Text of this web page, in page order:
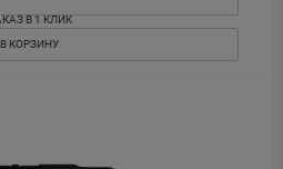
В 1 КЛИК
В КОРЗИНУ